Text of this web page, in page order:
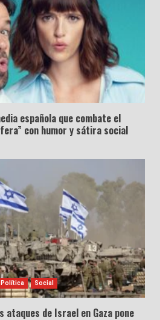
española que combate el
con humor y sátira social
Política Social
de Israel en Gaza pone